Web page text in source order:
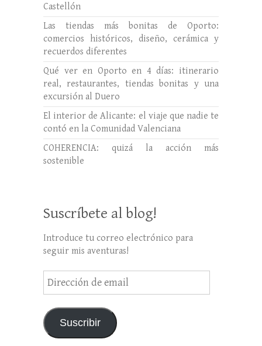
Castellón
Las tiendas más bonitas de Oporto:
comercios históricos, diseño, cerámica y
recuerdos diferentes
Qué ver en Oporto en 4 días: itinerario
real, restaurantes, tiendas bonitas y una
excursión al Duero
El interior de Alicante: el viaje que nadie te
contó en la Comunidad Valenciana
COHERENCIA: quizá la acción más
sostenible
Suscríbete al blog!
Introduce tu correo electrónico para
seguir mis aventuras!
Dirección
de
Suscribir